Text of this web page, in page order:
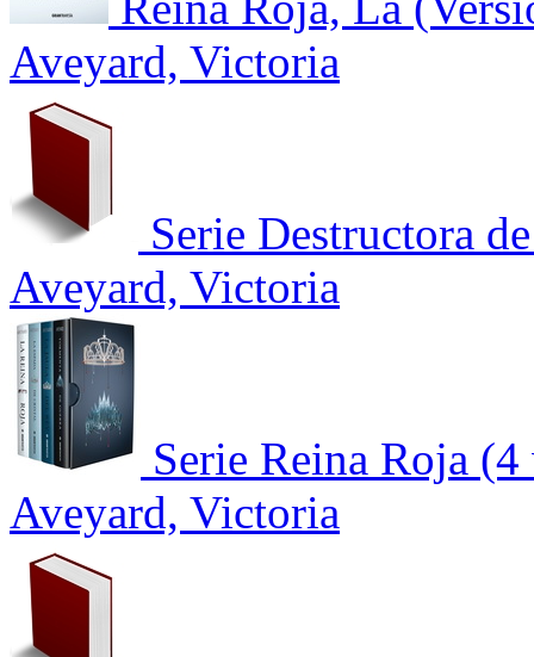
Aveyard, Victoria
Serie Destructora
Aveyard, Victoria
Serie Reina Roja
Aveyard, Victoria